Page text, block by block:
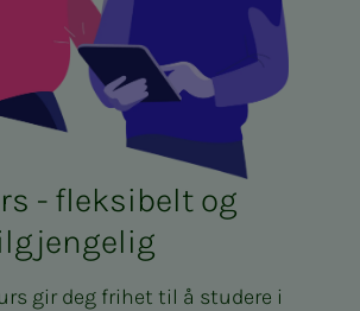
- fleksibelt og
gir deg frihet til å studere i